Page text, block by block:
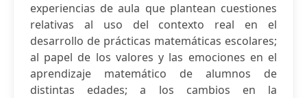
experiencias de aula que plantean cuestiones
relativas al uso del contexto real en el
desarrollo de prácticas matemáticas escolares;
al papel de los valores y las emociones en el
aprendizaje matemático de alumnos de
distintas edades; a los cambios en la